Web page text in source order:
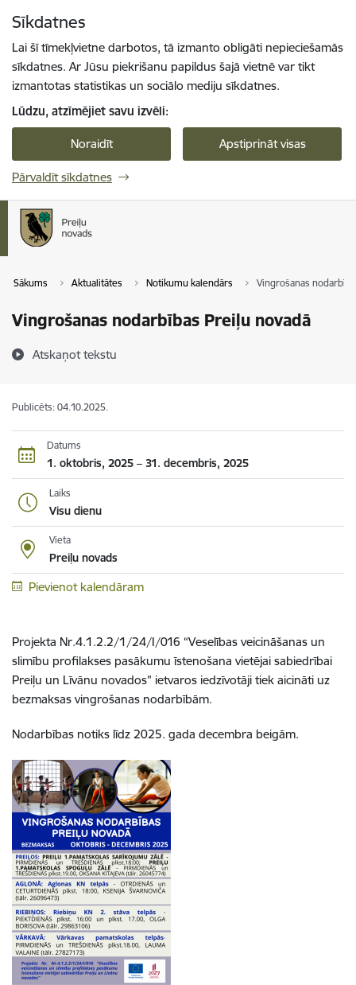
Sīkdatnes
Lai šī tīmekļvietne darbotos, tā izmanto obligāti nepieciešamās
sīkdatnes. Ar Jūsu piekrišanu papildus šajā vietnē var tikt
izmantotas statistikas un sociālo mediju sīkdatnes.
Lūdzu, atzīmējiet savu izvēli:
Noraidīt Apstiprināt visas
Pārvaldīt sīkdatnes
Sākums Aktualitātes Notikumu kalendārs Vingrošanas
Vingrošanas nodarbības Preiļu novadā
Atskaņot tekstu
Publicēts: 04.10.2025.
Datums
1. oktobris, 2025 – 31. decembris, 2025
Laiks
Visu dienu
Vieta
Preiļu novads
Pievienot kalendāram
Projekta Nr.4.1.2.2/1/24/I/016 “Veselības veicināšanas un
slimību profilakses pasākumu īstenošana vietējai sabiedrībai
Preiļu un Līvānu novados” ietvaros iedzīvotāji tiek aicināti uz
bezmaksas vingrošanas nodarbībām.
Nodarbības notiks līdz 2025. gada decembra beigām.